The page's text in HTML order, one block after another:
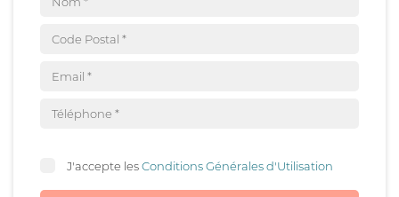
J'accepte lesConditions Générales d'Utilisation